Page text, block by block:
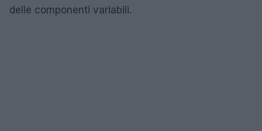
delle componenti variabili.